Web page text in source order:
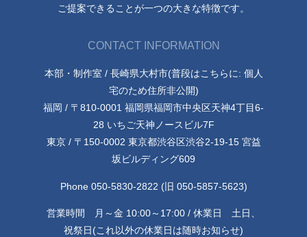
ご提案できることが一つの大きな特徴です。
CONTACT INFORMATION
本部・制作室 / 長崎県大村市(普段はこちらに: 個人
宅のため住所非公開)
福岡 / 〒810-0001 福岡県福岡市中央区天神4丁目6-
28 いちご天神ノースビル7F
東京 / 〒150-0002 東京都渋谷区渋谷2-19-15 宮益
坂ビルディング609
Phone 050-5830-2822 (旧 050-5857-5623)
営業時間 月～金 10:00～17:00 / 休業日 土日、
祝祭日(これ以外の休業日は随時お知らせ)